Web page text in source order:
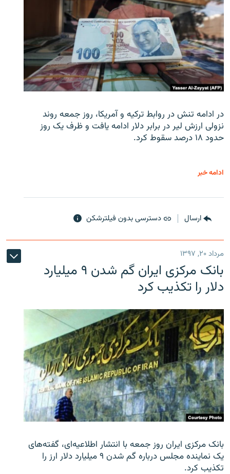
در ادامه تنش در روابط ترکیه و آمریکا، روز جمعه روند
نزولی ارزش لیر در برابر دلار ادامه یافت و ظرف یک روز
حدود ۱۸ درصد سقوط کرد.
ادامه خبر
ارسال دسترسی بدون فیلترشکن
مرداد ۲۰, ۱۳۹۷
بانک مرکزی ایران گم شدن ۹ میلیارد
دلار را تکذیب کرد
بانک مرکزی ایران روز جمعه با انتشار اطلاعیه‌ای، گفته‌های
یک نماینده مجلس درباره گم شدن ۹ میلیارد دلار ارز را
تکذیب کرد.